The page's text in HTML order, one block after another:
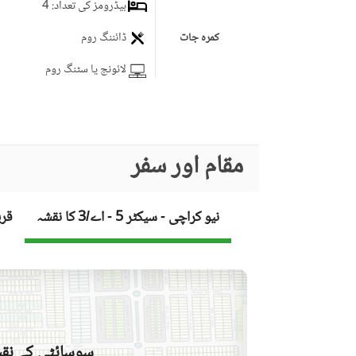
کمرہ جات
بیڈرومز کی تعداد: 4
ڈائننگ روم
لائونج یا سٹنگ روم
بار بی کیو کا حصہ
تفریح اور صحت لان یا باغ
نزدیکی علاقے اور
مقام اور سفر
نیو کراچی - سیکٹر 5 - اے/3 کا نقشہ